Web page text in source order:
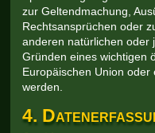
zur Geltendmachung,
Rechtsansprüchen oder
anderen natürlichen oder
Gründen eines wichtigen
Europäischen Union
werden.
4.